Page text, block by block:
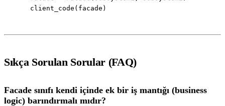
Sıkça Sorulan Sorular (FAQ)
Facade sınıfı kendi içinde ek bir iş mantığı (business
logic) barındırmalı mıdır?